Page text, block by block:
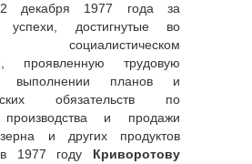
декабря 1977 года за
успехи, достигнутые во
социалистическом
проявленную трудовую
выполнении планов и
обязательств по
и продажи
зерна и других продуктов
1977 году Криворотову